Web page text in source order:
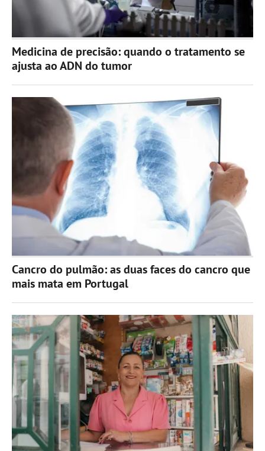
Medicina de precisão: quando o tratamento se
ajusta ao ADN do tumor
Cancro do pulmão: as duas faces do cancro que
mais mata em Portugal